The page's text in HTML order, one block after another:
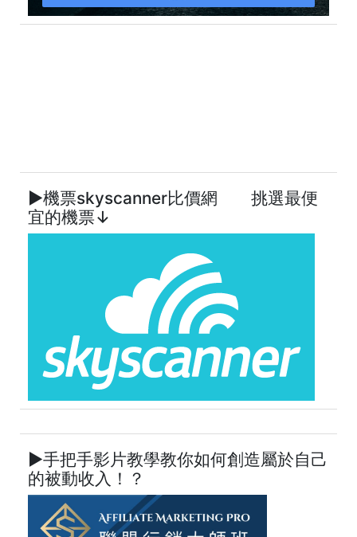
►機票skyscanner比價網 挑選最便
宜的機票↓
►手把手影片教學教你如何創造屬於自己
的被動收入！？